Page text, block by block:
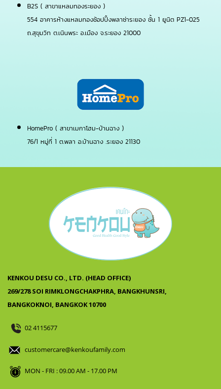
B2S ( สาขาแหลมทองระยอง )
554 อาคารห้างแหลมทองช้อปปิ้งพลาซ่าระยอง ชั้น 1 ยูนิต PZ1-025
ถ.สุขุมวิท ต.เนินพระ อ.เมือง จ.ระยอง 21000
HomePro ( สาขาเมกาโฮม-บ้านฉาง )
76/1 หมู่ที่ 1 ต.พลา อ.บ้านฉาง .ระยอง 21130
KENKOU DESU CO., LTD. (HEAD OFFICE)
269/278 SOI RIMKLONGCHAKPHRA, BANGKHUNSRI,
BANGKOKNOI, BANGKOK 10700
02 4115677
customercare@kenkoufamily.com
MON - FRI : 09.00 AM - 17.00 PM